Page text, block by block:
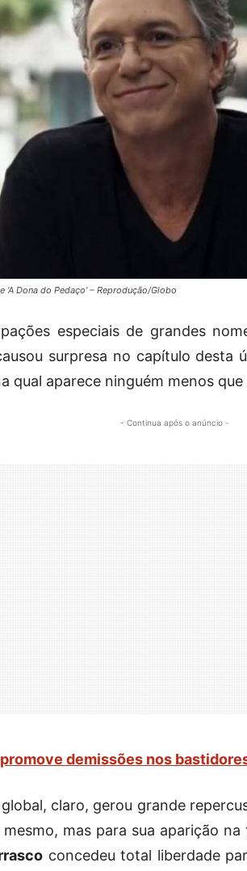
‘A Dona do Pedaço’ – Reprodução/Globo
especiais de grandes
surpresa no capítulo desta
qual aparece ninguém menos que
- Continua após o anúncio -
demissões nos bastidores
claro, gerou grande
mas para sua aparição
concedeu total liberdade